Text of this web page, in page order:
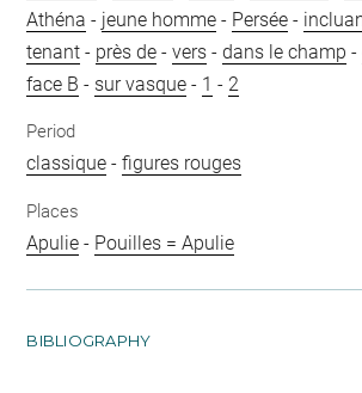
Athéna - jeune homme - Persée -
tenant - près de -vers -dans le champ -
face B - sur vasque - 1 - 2
Period
classique -figures rouges
Places
Apulie - Pouilles = Apulie
BIBLIOGRAPHY